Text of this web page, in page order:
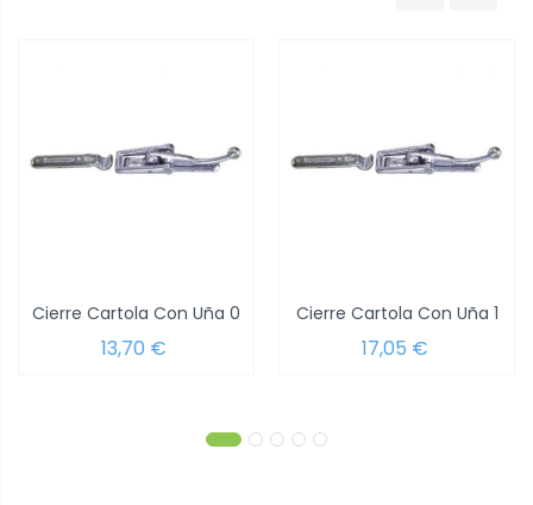
Cierre Cartola Con Uña 0
13,70 €
Cierre Cartola Con Uña 1
17,05 €